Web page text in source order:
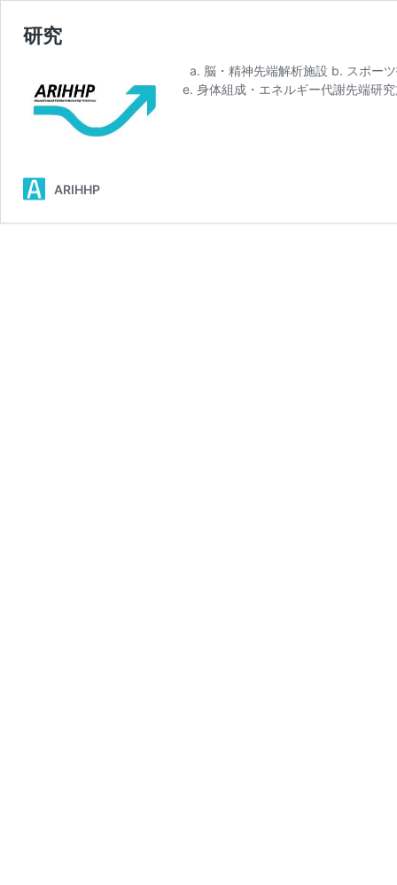
研究
a. 脳・精神先端解析施設 b. スポー
e. 身体組成・エネルギー代謝先端研
ARIHHP